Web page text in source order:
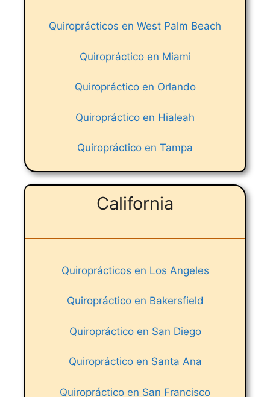
Quiroprácticos en West Palm Beach
Quiropráctico en Miami
Quiropráctico en Orlando
Quiropráctico en Hialeah
Quiropráctico en Tampa
California
Quiroprácticos en Los Angeles
Quiropráctico en Bakersfield
Quiropráctico en San Diego
Quiropráctico en Santa Ana
Quiropráctico en San Francisco